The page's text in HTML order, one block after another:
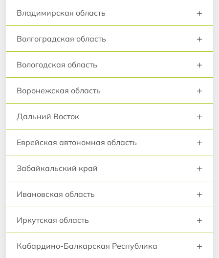
Владимирская область +
Волгоградская область +
Вологодская область +
Воронежская область +
Дальний Восток +
Еврейская автономная область +
Забайкальский край +
Ивановская область +
Иркутская область +
Кабардино-Балкарская Республика +